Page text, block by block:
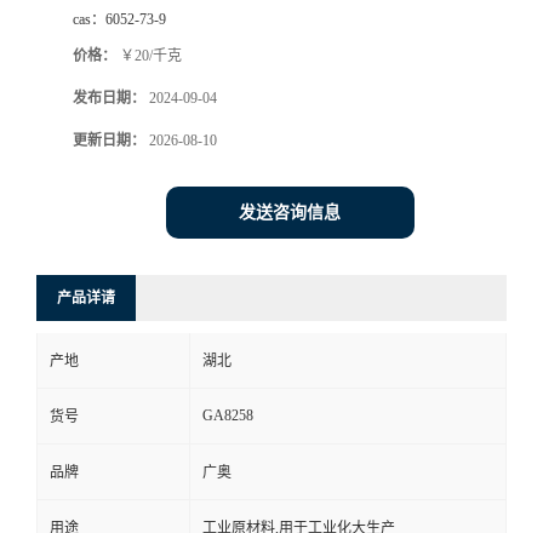
cas： 6052-73-9
价格： ￥20/千克
发布日期： 2024-09-04
更新日期： 2026-08-10
发送咨询信息
产品详请
产地 湖北
货号 GA8258
品牌 广奥
用途 工业原材料,用于工业化大生产